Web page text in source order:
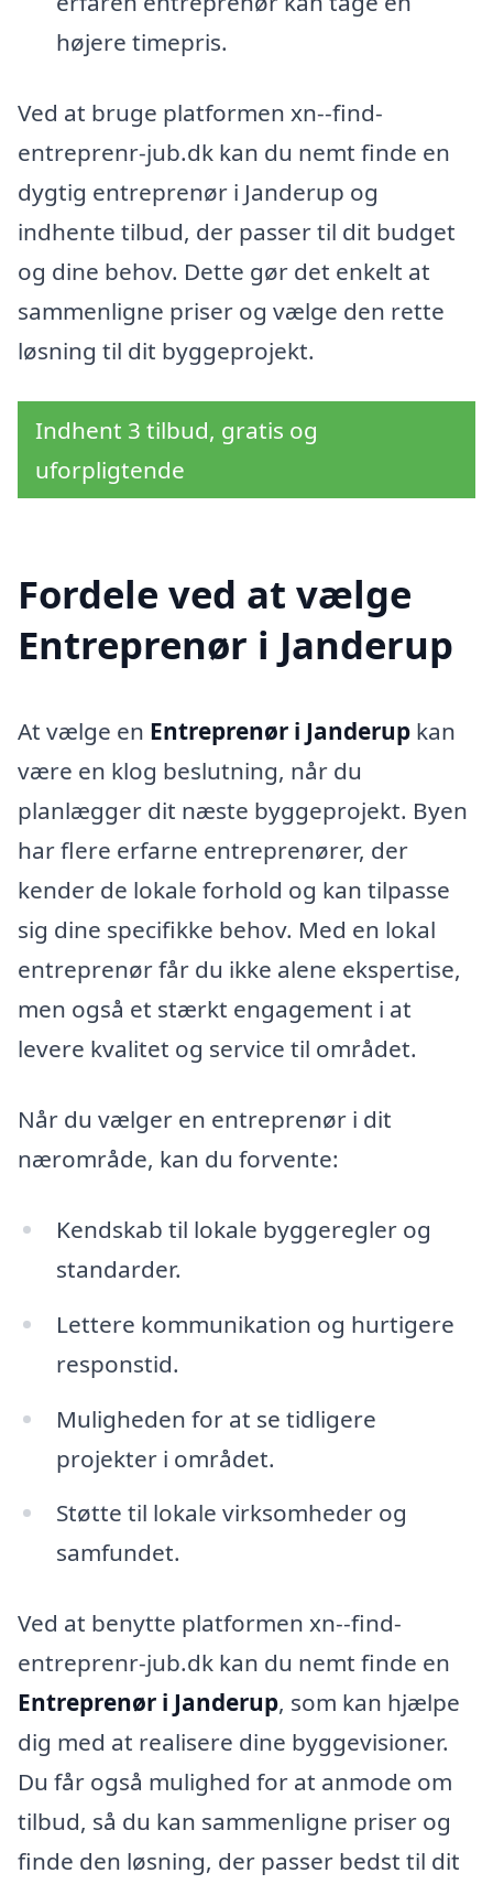
højere timepris.
Ved at bruge platformen xn--find-
entreprenr-jub.dk kan du nemt finde en
dygtig entreprenør i Janderup og
indhente tilbud, der passer til dit budget
og dine behov. Dette gør det enkelt at
sammenligne priser og vælge den rette
løsning til dit byggeprojekt.
Indhent 3 tilbud, gratis og
uforpligtende
Fordele ved at vælge
Entreprenør i Janderup
At vælge en Entreprenør i Janderup kan
være en klog beslutning, når du
planlægger dit næste byggeprojekt. Byen
har flere erfarne entreprenører, der
kender de lokale forhold og kan tilpasse
sig dine specifikke behov. Med en lokal
entreprenør får du ikke alene ekspertise,
men også et stærkt engagement i at
levere kvalitet og service til området.
Når du vælger en entreprenør i dit
nærområde, kan du forvente:
Kendskab til lokale byggeregler og
standarder.
Lettere kommunikation og hurtigere
responstid.
Muligheden for at se tidligere
projekter i området.
Støtte til lokale virksomheder og
samfundet.
Ved at benytte platformen xn--find-
entreprenr-jub.dk kan du nemt finde en
Entreprenør i Janderup, som kan hjælpe
dig med at realisere dine byggevisioner.
Du får også mulighed for at anmode om
tilbud, så du kan sammenligne priser og
finde den løsning, der passer bedst til dit